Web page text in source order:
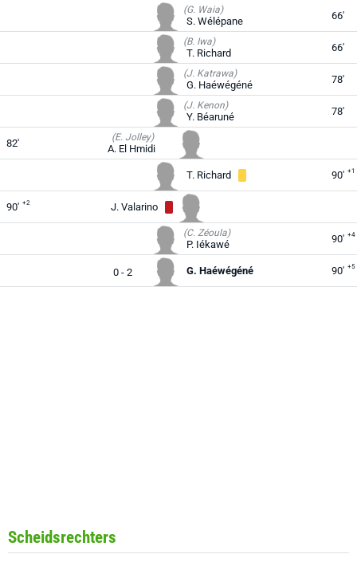
(G. Waia)
S. Wélépane 66'
(B. Iwa)
T. Richard 66'
(J. Katrawa)
G. Haéwégéné 78'
(J. Kenon)
Y. Béaruné 78'
82' (E. Jolley)
A. El Hmidi
T. Richard 90' +1
90' +2 J. Valarino
(C. Zéoula)
P. Iékawé 90' +4
0 - 2 G. Haéwégéné 90' +5
Scheidsrechters